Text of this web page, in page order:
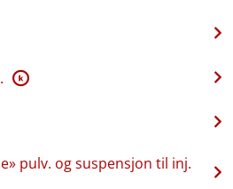
K
pulv. og suspensjon til inj.